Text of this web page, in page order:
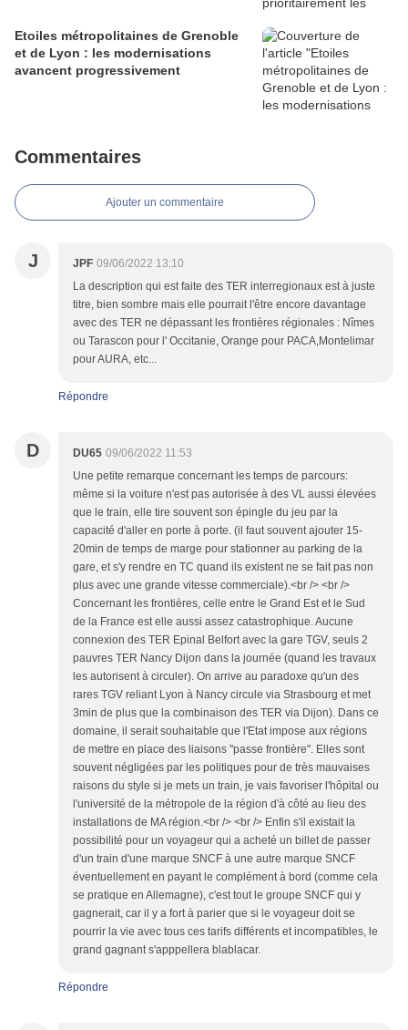
Etoiles métropolitaines de Grenoble
et de Lyon : les modernisations
avancent progressivement
Commentaires
Ajouter un commentaire
J JPF 09/06/2022 13:10
La description qui est faite des TER interregionaux est à juste
titre, bien sombre mais elle pourrait l'être encore davantage
avec des TER ne dépassant les frontières régionales : Nîmes
ou Tarascon pour l' Occitanie, Orange pour PACA,Montelimar
pour AURA, etc...
Répondre
D DU65 09/06/2022 11:53
Une petite remarque concernant les temps de parcours:
même si la voiture n'est pas autorisée à des VL aussi élevées
que le train, elle tire souvent son épingle du jeu par la
capacité d'aller en porte à porte. (il faut souvent ajouter 15-
20min de temps de marge pour stationner au parking de la
gare, et s'y rendre en TC quand ils existent ne se fait pas non
plus avec une grande vitesse commerciale).<br /> <br />
Concernant les frontières, celle entre le Grand Est et le Sud
de la France est elle aussi assez catastrophique. Aucune
connexion des TER Epinal Belfort avec la gare TGV, seuls 2
pauvres TER Nancy Dijon dans la journée (quand les travaux
les autorisent à circuler). On arrive au paradoxe qu'un des
rares TGV reliant Lyon à Nancy circule via Strasbourg et met
3min de plus que la combinaison des TER via Dijon). Dans ce
domaine, il serait souhaitable que l'Etat impose aux régions
de mettre en place des liaisons "passe frontière". Elles sont
souvent négligées par les politiques pour de très mauvaises
raisons du style si je mets un train, je vais favoriser l'hôpital ou
l'université de la métropole de la région d'à côté au lieu des
installations de MA région.<br /> <br /> Enfin s'il existait la
possibilité pour un voyageur qui a acheté un billet de passer
d'un train d'une marque SNCF à une autre marque SNCF
éventuellement en payant le complément à bord (comme cela
se pratique en Allemagne), c'est tout le groupe SNCF qui y
gagnerait, car il y a fort à parier que si le voyageur doit se
pourrir la vie avec tous ces tarifs différents et incompatibles, le
grand gagnant s'apppellera blablacar.
Répondre